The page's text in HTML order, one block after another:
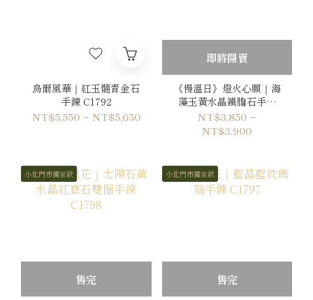
烏爾風華｜紅玉髓青金石
手鍊 C1792
NT$5,550 ~ NT$5,650
即將開賣
《慢溫日》燈火心願｜海
藻玉黃水晶鐵膽石手鍊
C1800
NT$3,850 ~
NT$3,900
小北門市獨家款
售完
小北門市獨家款
售完